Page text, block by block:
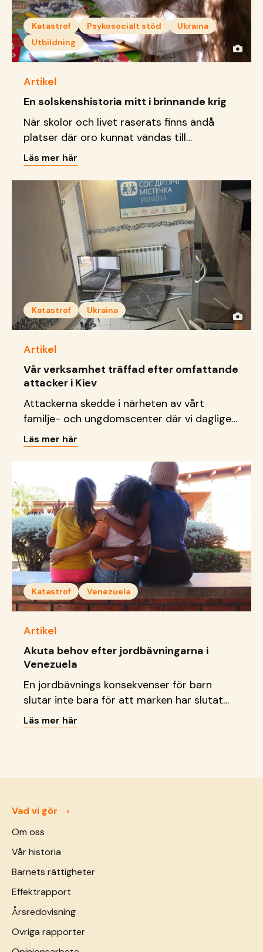
Katastrof Psykosocialt stöd
Ukraina
Utbildning
Artikel
En solskenshistoria mitt i brinnande krig
När skolor och livet raserats finns ändå
platser där oro kunnat vändas till
delaktighet, kreativitet och
framtidsdrömmar.
Läs mer här
Katastrof Ukraina
Artikel
Vår verksamhet träffad efter omfattande
attacker i Kiev
Attackerna skedde i närheten av vårt
familje- och ungdomscenter där vi dagligen
tar emot barn, unga och familjer.
Läs mer här
Katastrof Venezuela
Artikel
Akuta behov efter jordbävningarna i
Venezuela
En jordbävnings konsekvenser för barn
slutar inte bara för att marken har slutat
att skaka. Läs vad vi gör just nu.
Läs mer här
Vad vi gör
Om oss
Vår historia
Barnets rättigheter
Effektrapport
Årsredovisning
Övriga rapporter